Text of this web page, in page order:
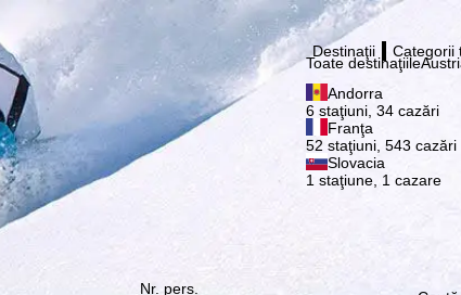
Abonează
Destinaţii
Toate destinaţiile
Andorra
6 staţiuni, 34 cazări
Franţa
52 staţiuni, 543 cazări
Slovacia
1 staţiune, 1 cazare
Categorii
Nr. pers.